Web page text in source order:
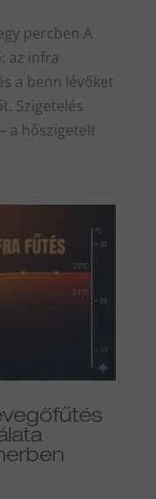
percben A
az infra
a benn lévőket
Szigetelés
a hőszigetelt